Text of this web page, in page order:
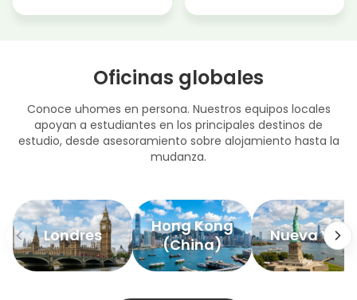
Oficinas globales
Conoce uhomes en persona. Nuestros equipos locales
apoyan a estudiantes en los principales destinos de
estudio, desde asesoramiento sobre alojamiento hasta la
mudanza.
Londres
Hong Kong
(China)
Nueva York